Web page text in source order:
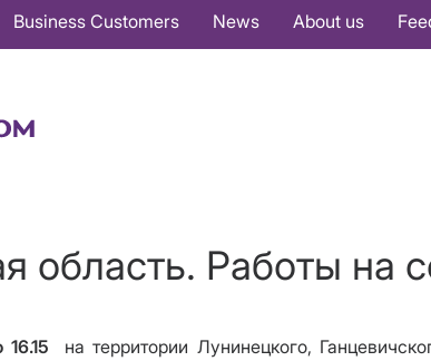
Business Customers News About us
область. Работы на
на территории Лунинецкого,